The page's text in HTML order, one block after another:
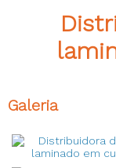
Galeria